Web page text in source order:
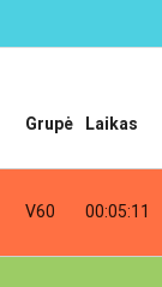
Grupė Laikas
V60 00:05:11